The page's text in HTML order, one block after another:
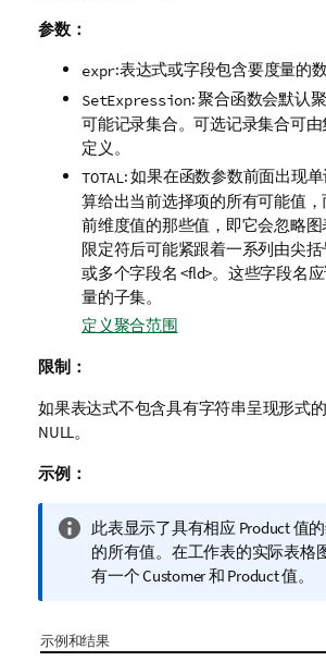
参数：
expr:表达式或字段包含要度量的
SetExpression: 聚合函数会默认
可能记录集合。可选记录集合可
定义。
TOTAL: 如果在函数参数前面出现单
算给出当前选择项的所有可能值
前维度值的那些值，即它会忽略图
限定符后可能紧跟着一系列由尖
或多个字段名<fld>。这些字段名
量的子集。
定义聚合范围
限制：
如果表达式不包含具有字符串呈现形式
NULL。
示例：
信
息
注
此表显示了具有相应 Product值
的所有值。在工作表的实际表格
有一个Customer和 Product值。
示例和结果